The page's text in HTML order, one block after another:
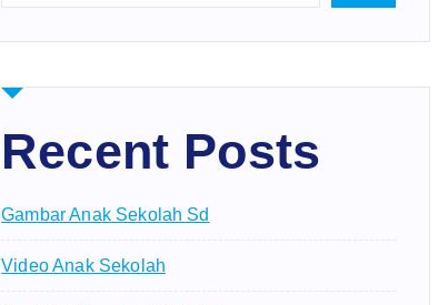
Recent Posts
Gambar Anak Sekolah Sd
Video Anak Sekolah